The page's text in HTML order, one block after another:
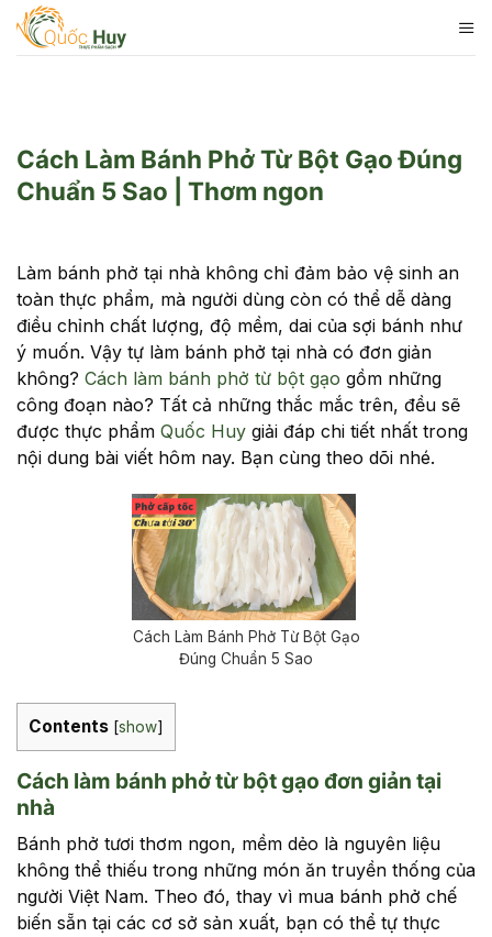
Skip
Cách Làm Bánh Phở Từ Bột Gạo Đúng
Chuẩn 5 Sao | Thơm ngon
Làm bánh phở tại nhà không chỉ đảm bảo vệ sinh an
toàn thực phẩm, mà người dùng còn có thể dễ dàng
điều chỉnh chất lượng, độ mềm, dai của sợi bánh như
ý muốn. Vậy tự làm bánh phở tại nhà có đơn giản
không? Cách làm bánh phở từ bột gạo gồm những
công đoạn nào? Tất cả những thắc mắc trên, đều sẽ
được thực phẩm Quốc Huy giải đáp chi tiết nhất trong
nội dung bài viết hôm nay. Bạn cùng theo dõi nhé.
Cách Làm Bánh Phở Từ Bột Gạo
Đúng Chuẩn 5 Sao
Contents [show]
Cách làm bánh phở từ bột gạo đơn giản tại
nhà
Bánh phở tươi thơm ngon, mềm dẻo là nguyên liệu
không thể thiếu trong những món ăn truyền thống của
người Việt Nam. Theo đó, thay vì mua bánh phở chế
biến sẵn tại các cơ sở sản xuất, bạn có thể tự thực